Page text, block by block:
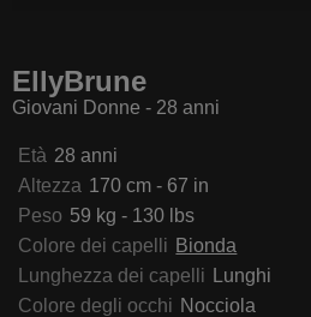
EllyBrune
Giovani Donne - 28 anni
Età 28 anni
Altezza 170 cm - 67 in
Peso 59 kg - 130 lbs
Colore dei capelli Bionda
Lunghezza dei capelli Lunghi
Colore degli occhi Nocciola